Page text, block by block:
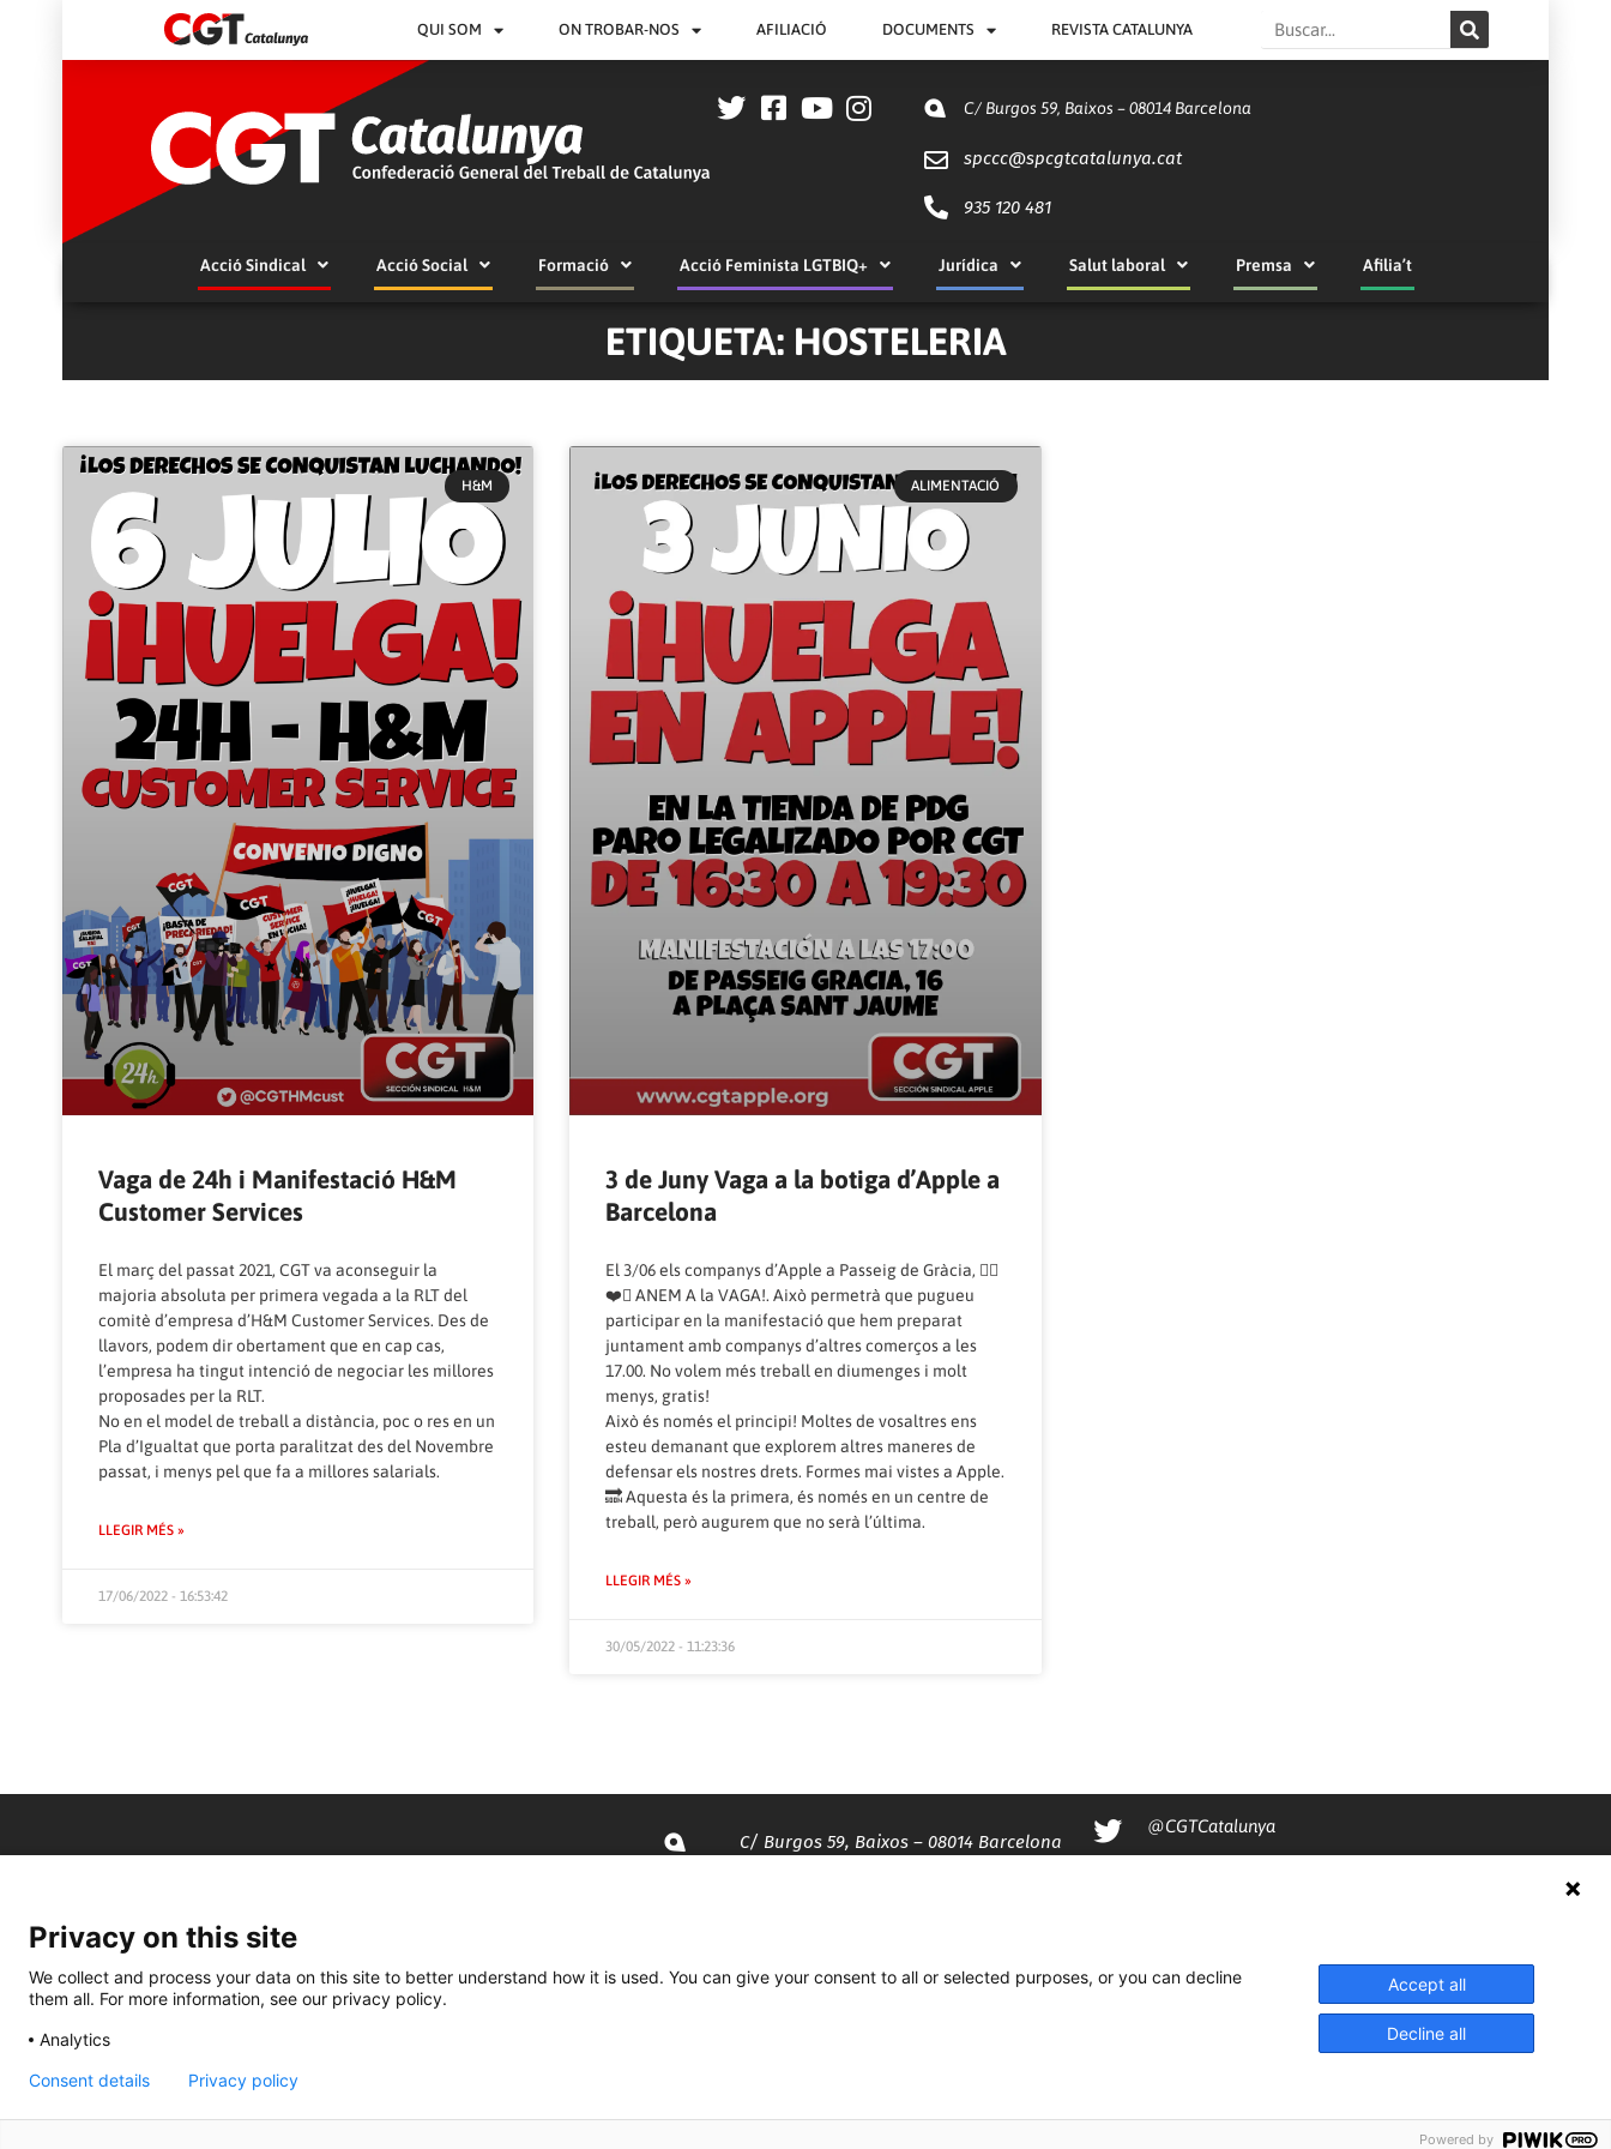
QUI SOM ON TROBAR-NOS AFILIACIÓ DOCUMENTS REVISTA CATALUNYA Search
C/ Burgos 59, Baixos – 08014 Barcelona
spccc@spcgtcatalunya.cat
935 120 481
Acció Sindical Acció Social Formació Acció Feminista LGTBIQ+ Jurídica Salut laboral Premsa Afilia’t
ETIQUETA: HOSTELERIA
H&M
Vaga de 24h i Manifestació H&M
Customer Services
El març del passat 2021, CGT va aconseguir la
majoria absoluta per primera vegada a la RLT del
comitè d’empresa d’H&M Customer Services. Des de
llavors, podem dir obertament que en cap cas,
l’empresa ha tingut intenció de negociar les millores
proposades per la RLT.
No en el model de treball a distància, poc o res en un
Pla d’Igualtat que porta paralitzat des del Novembre
passat, i menys pel que fa a millores salarials.
LLEGIR MÉS »
17/06/2022 - 16:53:42
ALIMENTACIÓ
3 de Juny Vaga a la botiga d’Apple a
Barcelona
El 3/06 els companys d’Apple a Passeig de Gràcia, ✊🏼
❤️🖤 ANEM A la VAGA!. Això permetrà que pugueu
participar en la manifestació que hem preparat
juntament amb companys d’altres comerços a les
17.00. No volem més treball en diumenges i molt
menys, gratis!
Això és només el principi! Moltes de vosaltres ens
esteu demanant que explorem altres maneres de
defensar els nostres drets. Formes mai vistes a Apple.
🔜 Aquesta és la primera, és només en un centre de
treball, però augurem que no serà l’última.
LLEGIR MÉS »
30/05/2022 - 11:23:36
C/ Burgos 59, Baixos – 08014 Barcelona
935 120 481
@CGTCatalunya
Privacy on this site
We collect and process your data on this site to better understand how it is used. You can give your consent to all or selected purposes, or you can decline
them all. For more information, see our privacy policy.
Analytics
Accept all
Decline all
Consent details Privacy policy
Powered by